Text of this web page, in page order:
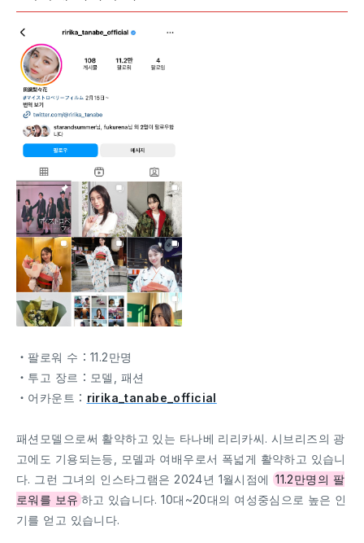
・팔로워 수：11.2만명
・투고 장르：모델, 패션
・어카운트： ririka_tanabe_official
패션모델으로써 활약하고 있는 타나베 리리카씨. 시브리즈의 광
고에도 기용되는등, 모델과 여배우로서 폭넓게 활약하고 있습니
다. 그런 그녀의 인스타그램은 2024년 1월시점에11.2만명의 팔
로워를 보유 하고 있습니다. 10대~20대의 여성중심으로 높은 인
기를 얻고 있습니다.